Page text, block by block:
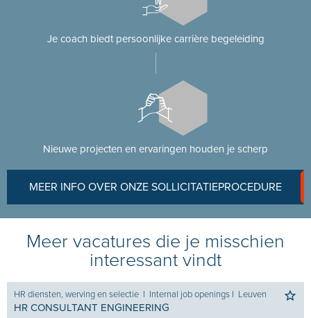
Je coach biedt persoonlijke carrière begeleiding
Nieuwe projecten en ervaringen houden je scherp
MEER INFO OVER ONZE SOLLICITATIEPROCEDURE
Meer vacatures die je misschien
interessant vindt
HR diensten, werving en selectie I Internal job openings I Leuven
HR CONSULTANT ENGINEERING